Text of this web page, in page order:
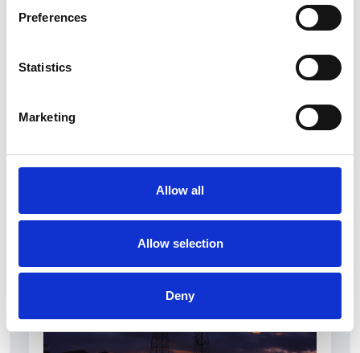
Preferences
Statistics
Marketing
Allow all
Allow selection
Deny
Repubblica Ceca